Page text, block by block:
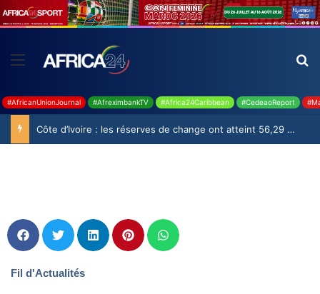
#AfricanUnionJournal #AfreximbankTV #Africa24Caribbean #CedeaoReport
Côte d’Ivoire : les réserves de change ont atteint 56,29 milliards USD en juillet
Fil d'Actualités